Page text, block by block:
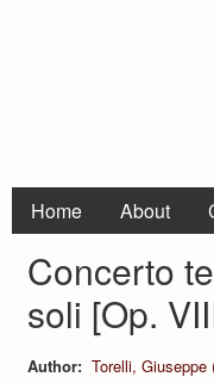
Home About
Concerto
soli [Op.
Author: Torelli, Giuseppe